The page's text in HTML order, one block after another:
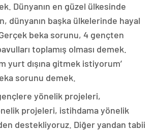
Dünyanın en güzel ülkesinde
dünyanın başka ülkelerinde hayal
beka sorunu, 4 gençten
toplamış olması demek.
yurt dışına gitmek istiyorum’
sorunu demek.
yönelik projeleri,
projeleri, istihdama yönelik
destekliyoruz. Diğer yandan tabii